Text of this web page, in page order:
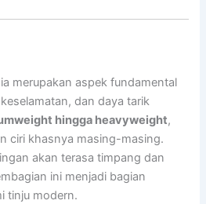
merupakan aspek fundamental
dan daya tarik
hingga heavyweight,
ciri khasnya masing-masing.
akan terasa timpang dan
ini menjadi bagian
tinju modern.